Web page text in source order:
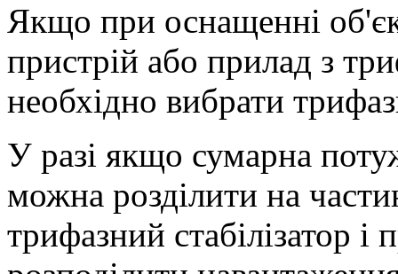
Якщо при оснащенні
пристрій або прилад з
необхідно вибрати
У разі якщо сумарна
можна розділити на
трифазний стабілізатор і